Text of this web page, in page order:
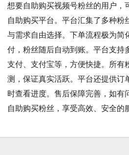
想要自助购买视频号粉丝的用户，
自助购买平台。平台汇集了多种粉
与需求自由选择。下单流程极为简
付，粉丝随后自动到账。平台支持
支付、支付宝等，方便快捷。所有
测，保证真实活跃。平台还提供订
时查看进度。售后保障完善，如有
自助购买粉丝，享受高效、安全的